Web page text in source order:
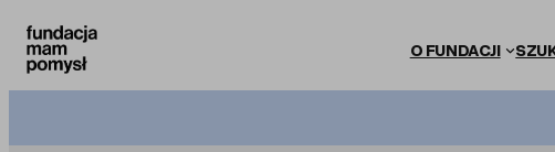
Przejdź
do
treści
O FUNDACJI